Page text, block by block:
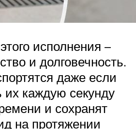
исполнения –
и долговечность.
даже если
их каждую секунду
и сохранят
на протяжении